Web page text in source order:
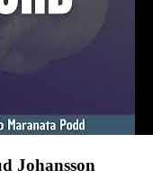
Johansson